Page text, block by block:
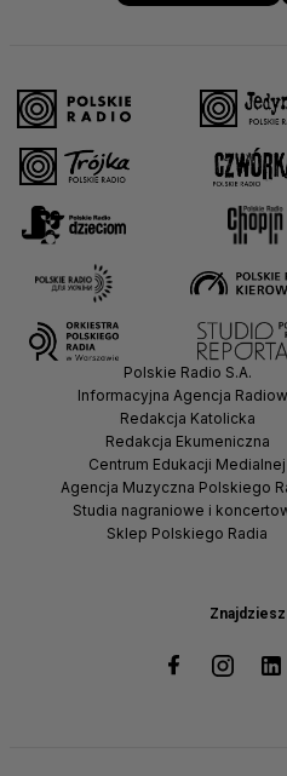
Znajdziesz
Polskie Radio S.A.
Informacyjna Agencja
Redakcja Katolicka
Redakcja Ekumeniczna
Centrum Edukacji Medialnej
Agencja Muzyczna Polskiego
Studia nagraniowe i
Sklep Polskiego Radia